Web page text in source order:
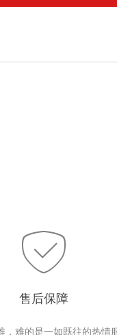
售后保障
，难的是一如既往的热情